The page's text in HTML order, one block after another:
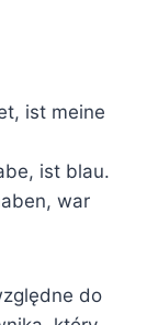
ist meine
ist blau.
war
do